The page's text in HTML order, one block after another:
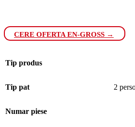
CERE OFERTA EN-GROSS →
Tip produs
Tip pat 2
Numar piese